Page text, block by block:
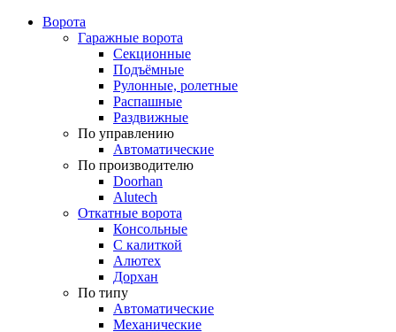
Ворота
Гаражные ворота
Секционные
Подъёмные
Рулонные, ролетные
Распашные
Раздвижные
По управлению
Автоматические
По производителю
Doorhan
Alutech
Откатные ворота
Консольные
С калиткой
Алютех
Дорхан
По типу
Автоматические
Механические